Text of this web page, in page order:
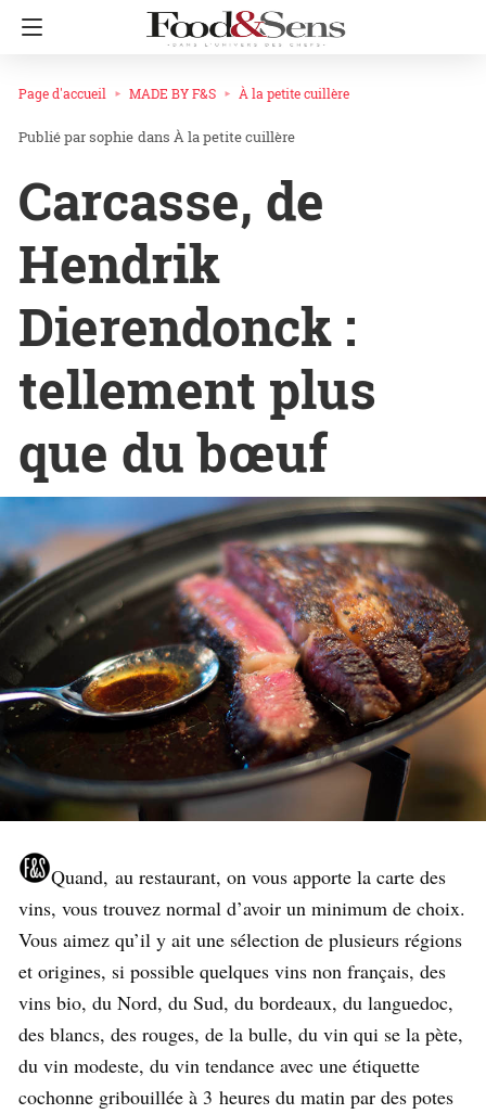
Page d'accueil MADE BY F&S À la petite cuillère
sophie dans À la petite cuillère
Carcasse, de
Hendrik
Dierendonck :
tellement plus
que du bœuf
Quand, au restaurant, on vous apporte la carte des
vins, vous trouvez normal d’avoir un minimum de choix.
Vous aimez qu’il y ait une sélection de plusieurs régions
et origines, si possible quelques vins non français, des
vins bio, du Nord, du Sud, du bordeaux, du languedoc,
des blancs, des rouges, de la bulle, du vin qui se la pète,
du vin modeste, du vin tendance avec une étiquette
cochonne gribouillée à 3 heures du matin par des potes